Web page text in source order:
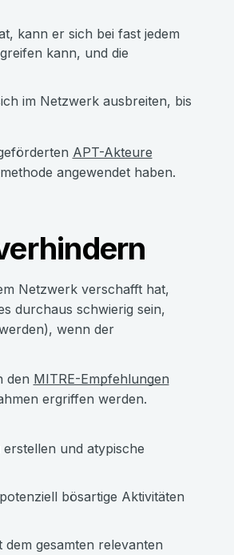
kann er sich bei fast jedem
kann, und die
im Netzwerk ausbreiten, bis
APT-Akteure
angewendet haben.
Netzwerk verschafft hat,
durchaus schwierig sein,
wenn der
den MITRE-Empfehlungen
ergriffen werden.
und atypische
bösartige Aktivitäten
gesamten relevanten